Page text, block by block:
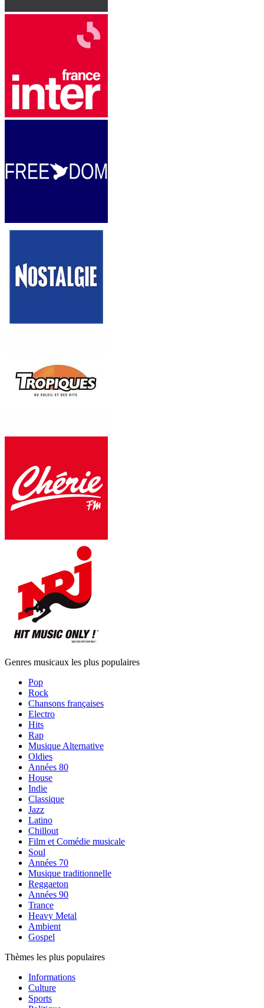
Genres musicaux les plus populaires
Pop
Rock
Chansons françaises
Electro
Hits
Rap
Musique Alternative
Oldies
Années 80
House
Indie
Classique
Jazz
Latino
Chillout
Film et Comédie musicale
Soul
Années 70
Musique traditionnelle
Reggaeton
Années 90
Trance
Heavy Metal
Ambient
Gospel
Thèmes les plus populaires
Informations
Culture
Sports